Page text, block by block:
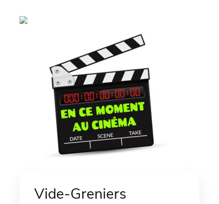
Vide-Greniers